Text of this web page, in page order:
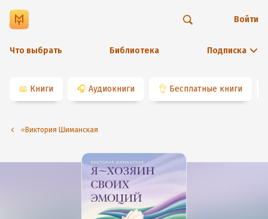
Что выбрать Библиотека Подписка
Войти
📖 Книги 🎧 Аудиокниги 👌 Бесплатные книги
⭐️Виктория Шиманская